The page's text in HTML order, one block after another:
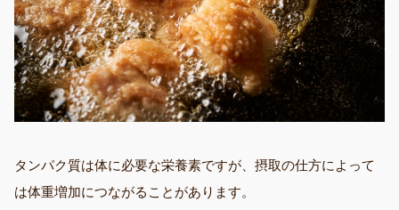
タンパク質は体に必要な栄養素ですが、摂取の仕方によって
は体重増加につながることがあります。